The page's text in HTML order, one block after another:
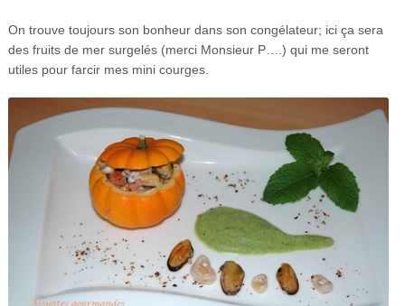
On trouve toujours son bonheur dans son congélateur; ici ça sera
des fruits de mer surgelés (merci Monsieur P….) qui me seront
utiles pour farcir mes mini courges.